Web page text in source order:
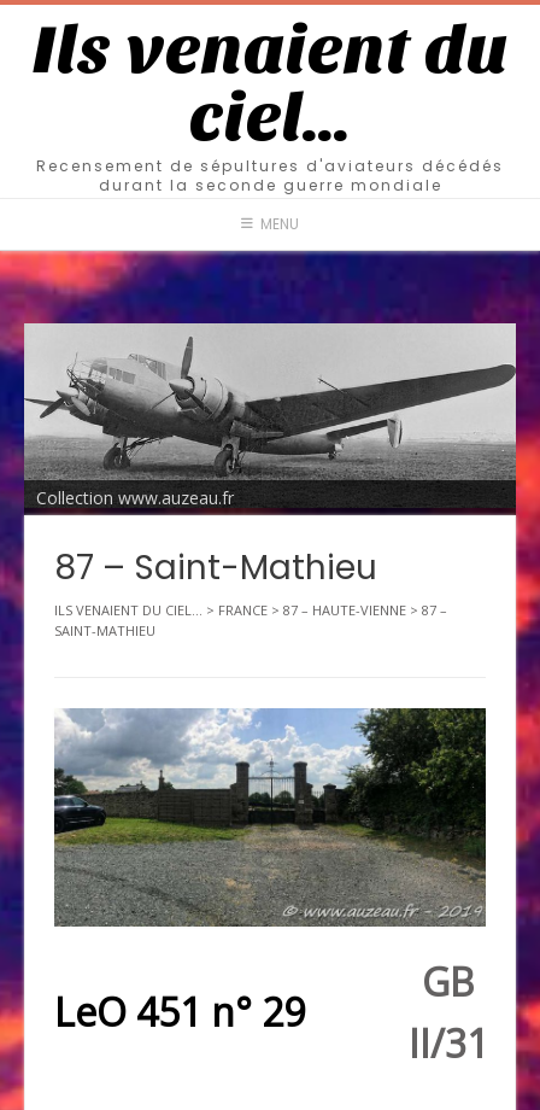
Ils venaient du
ciel…
Recensement de sépultures d'aviateurs décédés
durant la seconde guerre mondiale
MENU
Collection www.auzeau.fr
87 – Saint-Mathieu
ILS VENAIENT DU CIEL... > FRANCE > 87 – HAUTE-VIENNE > 87 –
SAINT-MATHIEU
LeO 451 n° 29
GB
II/31